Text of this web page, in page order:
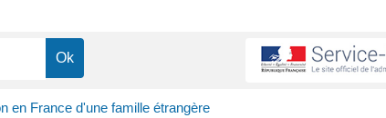
en France d'une famille étrangère